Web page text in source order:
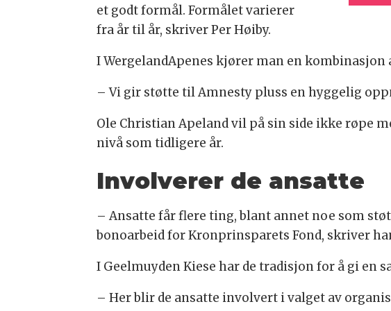
et godt formål. Formålet varierer
fra år til år, skriver Per Høiby.
I WergelandApenes kjører man en kombinasjon
– Vi gir støtte til Amnesty pluss en hyggelig
Ole Christian Apeland vil på sin side ikke røpe
nivå som tidligere år.
Involverer de ansatte
– Ansatte får flere ting, blant annet noe som
bonoarbeid for Kronprinsparets Fond, skriver
I Geelmuyden Kiese har de tradisjon for å gi en
– Her blir de ansatte involvert i valget av